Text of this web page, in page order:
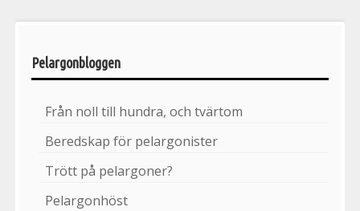
Pelargonbloggen
Från noll till hundra, och tvärtom
Beredskap för pelargonister
Trött på pelargoner?
Pelargonhöst